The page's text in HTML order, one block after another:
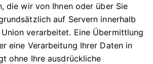
die wir von Ihnen oder über Sie
auf Servern innerhalb
verarbeitet. Eine Übermittlung
eine Verarbeitung Ihrer Daten in
ohne Ihre ausdrückliche